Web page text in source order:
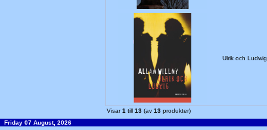
Ulrik och
Visar1 till 13 (av 13 produkter)
Friday 07 August, 2026